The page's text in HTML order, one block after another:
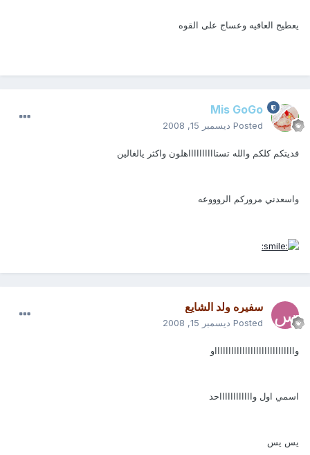
يعطيج العافيه وعساج على القوه
Mis GoGo
Posted ديسمبر 15, 2008
فديتكم كلكم والله تستااااااااااهلون واكثر يالغالين
واسعدني مروركم الروووعه
سفيره ولد الشايع
Posted ديسمبر 15, 2008
واااااااااااااااااااااااااااااو
اسمي اول وااااااااااااحد
يس يس